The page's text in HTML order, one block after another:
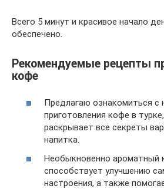
Всего 5 минут и красивое начало
обеспечено.
Рекомендуемые рецепты
кофе
Предлагаю ознакомиться
приготовления кофе в
раскрывает все секреты
напитка.
Необыкновенно ароматный
способствует улучшению
настроения, а также